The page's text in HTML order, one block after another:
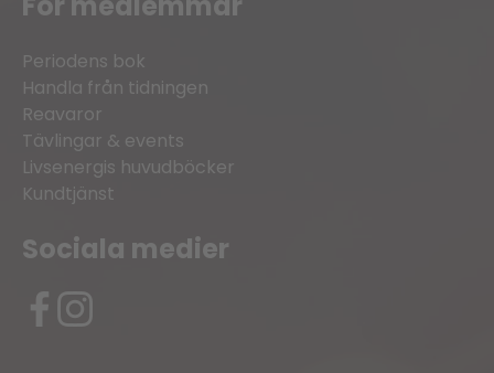
Periodens bok
Handla från tidningen
Reavaror
Tävlingar & events
Livsenergis huvudböcker
Kundtjänst
Sociala medier